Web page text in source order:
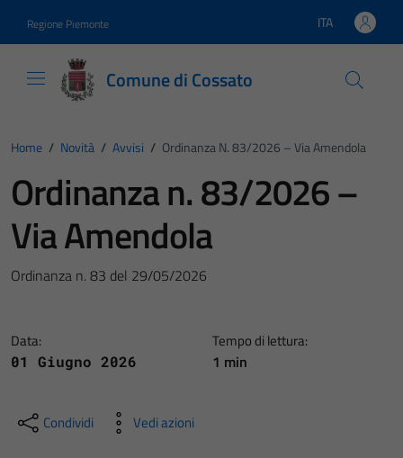
Regione Piemonte Lingua attiva:
ITA
Comune di Cossato
Home / Novità / Avvisi / Ordinanza N. 83/2026 – Via Amendola
Ordinanza n. 83/2026 –
Via Amendola
Ordinanza n. 83 del 29/05/2026
Data:
01 Giugno 2026
Tempo di lettura:
1 min
Condividi Vedi azioni